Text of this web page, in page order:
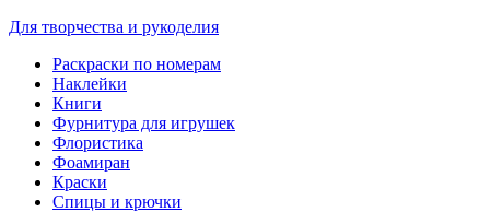
Для творчества и рукоделия
Раскраски по номерам
Наклейки
Книги
Фурнитура для игрушек
Флористика
Фоамиран
Краски
Спицы и крючки